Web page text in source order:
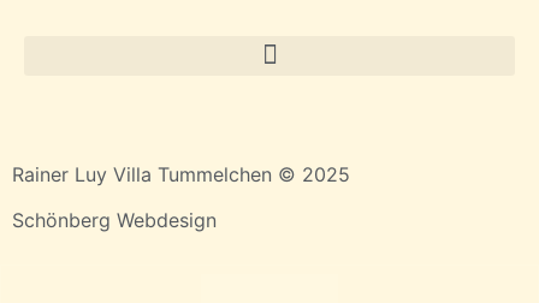
Rainer Luy Villa Tummelchen © 2025
Schönberg Webdesign